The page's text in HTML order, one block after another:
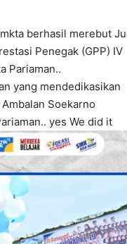
berhasil merebut
Penegak (GPP) IV
Pariaman..
yang mendedikasikan
Soekarno
yes We did it